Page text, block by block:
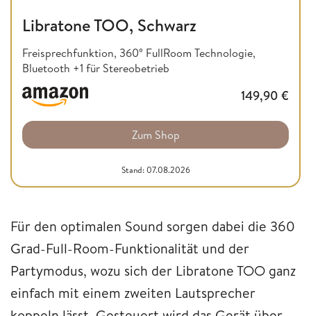
Libratone TOO, Schwarz
Freisprechfunktion, 360° FullRoom Technologie,
Bluetooth +1 für Stereobetrieb
149,90 €
Zum Shop
Stand: 07.08.2026
Für den optimalen Sound sorgen dabei die 360
Grad-Full-Room-Funktionalität und der
Partymodus, wozu sich der Libratone TOO ganz
einfach mit einem zweiten Lautsprecher